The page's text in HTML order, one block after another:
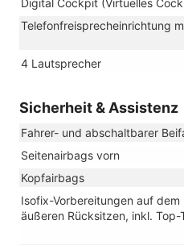
Telefonfreisprecheinrichtung
4 Lautsprecher
Sicherheit & Assistenz
Fahrer- und abschaltbarer
Seitenairbags vorn
Kopfairbags
Isofix-Vorbereitungen auf
äußeren Rücksitzen, inkl. Top-